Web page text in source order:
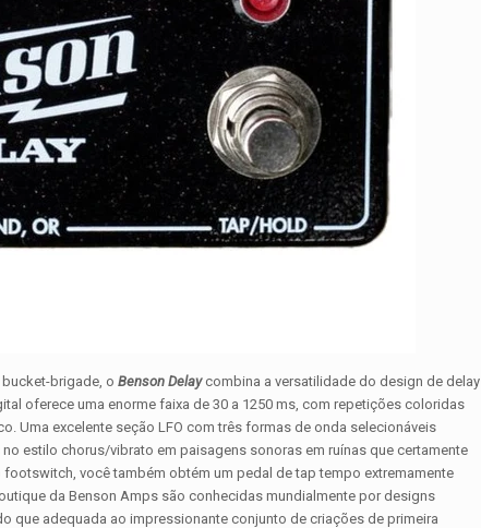
bucket-brigade, oBenson Delaycombina a versatilidade do design de delay
oferece uma enorme faixa de 30 a 1250 ms, com repetições coloridas
Uma excelente seção LFO com três formas de onda selecionáveis
estilo chorus/vibrato em paisagens sonoras em ruínas que certamente
você também obtém um pedal de tap tempo extremamente
da Benson Amps são conhecidas mundialmente por designs
que adequada ao impressionante conjunto de criações de primeira